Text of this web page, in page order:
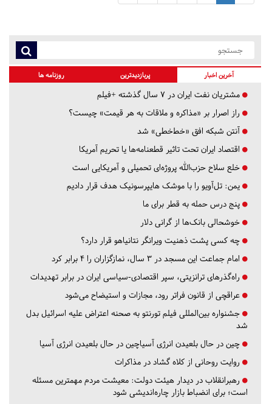
آخرین اخبار پربازدیدترین روزنامه ها
مشتریان نفت ایران در ۷ سال گذشته +فیلم
راز اصرار بر «مذاکره و ملاقات به هر قیمت» چیست؟
آنتن شبکه افق «خط‌خطی» شد
اقتصاد ایران تحت تاثیر قطعنامه‌ها یا تحریم‌ آمریکا
خلع سلاح حزب‌الله پروژه‌ای تحمیلی و آمریکایی است
یمن: تل‌آویو را با موشک هایپرسونیک هدف قرار دادیم
پنج درس‌ حمله به قطر برای ما
خوشحالی بانک‌ها از گرانی دلار
چه کسی پشت ذهنیت ویرانگر نتانیاهو قرار دارد؟
امام جماعت این مسجد در ۳ سال، نمازگزاران را ۴ برابر کرد
راه‌گذرهای ترانزیتی، سپر اقتصادی-سیاسی ایران در برابر تهدیدات
عراقچی از قانون فراتر رود، مجازات و استیضاح می‌شود
جشنواره بین‌المللی فیلم تورنتو به صحنه اعتراض علیه اسرائیل بدل
شد
چین در حال بلعیدن انرژی آسیاچین در حال بلعیدن انرژی آسیا
روایت روحانی از کلاه گشاد در مذاکرات
رهبرانقلاب در دیدار هیئت دولت: معیشت مردم مهمترین مسئله
است؛ برای انضباط بازار چاره‌اندیشی شود